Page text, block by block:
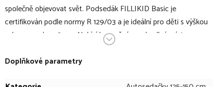
společně objevovat svět. Podsedák FILLIKID Basic je
certifikován podle normy R 129/03 a je ideální pro děti s výškou
od 135 cm do 150 cm. Nabízí bezpečné a pohodlné místo pro
optimální ochranu vašeho dítěte na každé cestě. Bez potřeby
Isofixu se tato autosedačka snadno připevňuje pomocí
Doplňkové parametry